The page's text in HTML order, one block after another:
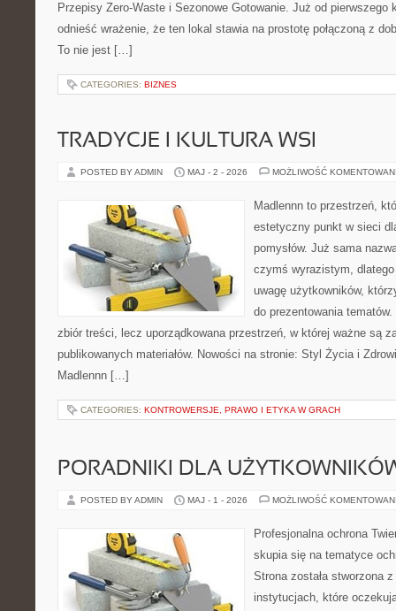
Przepisy Zero-Waste i Sezonowe Gotowanie. Już od pierwszego
odnieść wrażenie, że ten lokal stawia na prostotę połączoną z
To nie jest […]
CATEGORIES: BIZNES
TRADYCJE I KULTURA WSI
POSTED BY ADMIN MAJ - 2 - 2026 MOŻLIWOŚĆ
Madlennn to przestrzeń,
estetyczny punkt w sieci
pomysłów. Już sama
czymś wyrazistym,
uwagę użytkowników,
do prezentowania
zbiór treści, lecz uporządkowana przestrzeń, w której ważne są
publikowanych materiałów. Nowości na stronie: Styl Życia i
Madlennn […]
CATEGORIES: KONTROWERSJE, PRAWO I ETYKA W GRACH
PORADNIKI DLA
POSTED BY ADMIN MAJ - 1 - 2026 MOŻLIWOŚĆ
Profesjonalna ochrona
skupia się na tematyce
Strona została stworzona
instytucjach, które